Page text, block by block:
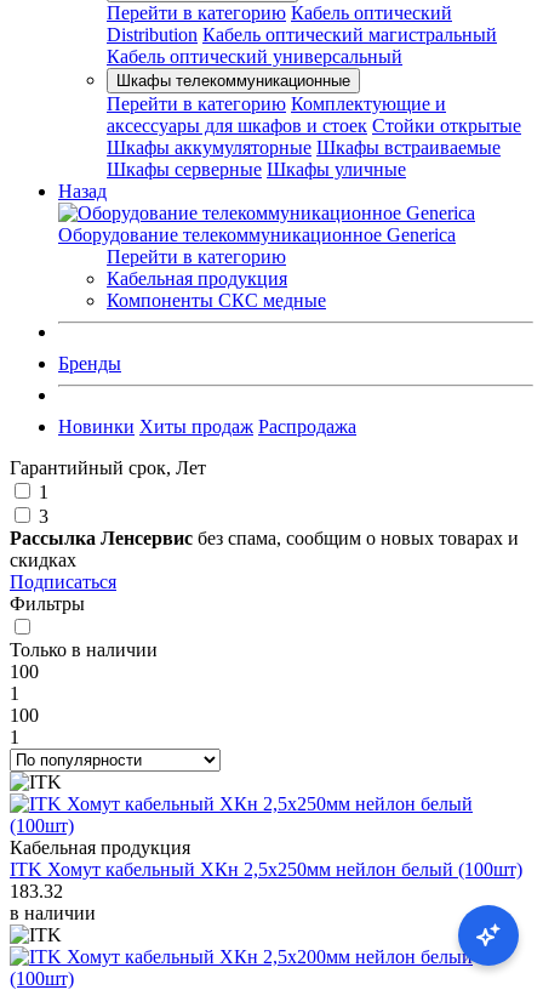
Перейти в категорию Кабель оптический
Distribution Кабель оптический магистральный
Кабель оптический универсальный
Шкафы телекоммуникационные
Перейти в категорию Комплектующие и
аксессуары для шкафов и стоек Стойки открытые
Шкафы аккумуляторные Шкафы встраиваемые
Шкафы серверные Шкафы уличные
Назад
Оборудование телекоммуникационное Generica
Перейти в категорию
Кабельная продукция
Компоненты СКС медные
Бренды
Новинки Хиты продаж Распродажа
Гарантийный срок, Лет
1
3
Рассылка Ленсервис без спама, сообщим о новых товарах и
скидках
Подписаться
Фильтры
Только в наличии
100
1
100
1
Кабельная продукция
ITK Хомут кабельный ХКн 2,5х250мм нейлон белый (100шт)
183.32
в наличии